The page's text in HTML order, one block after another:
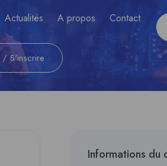
Actualités A propos Contact
/ S'inscrire
Informations du